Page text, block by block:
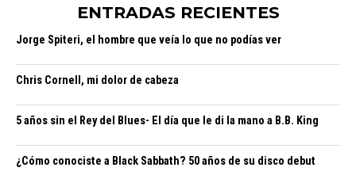
ENTRADAS RECIENTES
Jorge Spiteri, el hombre que veía lo que no podías ver
Chris Cornell, mi dolor de cabeza
5 años sin el Rey del Blues- El día que le di la mano a B.B. King
¿Cómo conociste a Black Sabbath? 50 años de su disco debut